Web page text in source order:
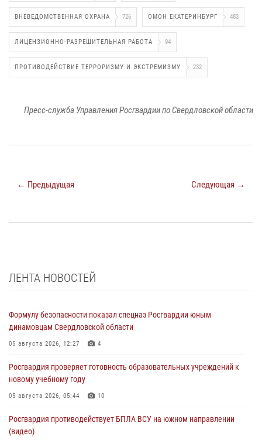
ВНЕВЕДОМСТВЕННАЯ ОХРАНА 726 ОМОН ЕКАТЕРИНБУРГ 483
ЛИЦЕНЗИОННО-РАЗРЕШИТЕЛЬНАЯ РАБОТА 94
ПРОТИВОДЕЙСТВИЕ ТЕРРОРИЗМУ И ЭКСТРЕМИЗМУ 232
Пресс-служба Управления Росгвардии по Свердловской области
← Предыдущая Следующая →
ЛЕНТА НОВОСТЕЙ
Формулу безопасности показал спецназ Росгвардии юным
динамовцам Свердловской области
05 августа 2026, 12:27 4
Росгвардия проверяет готовность образовательных учреждений к
новому учебному году
05 августа 2026, 05:44 10
Росгвардия противодействует БПЛА ВСУ на южном направлении
(видео)